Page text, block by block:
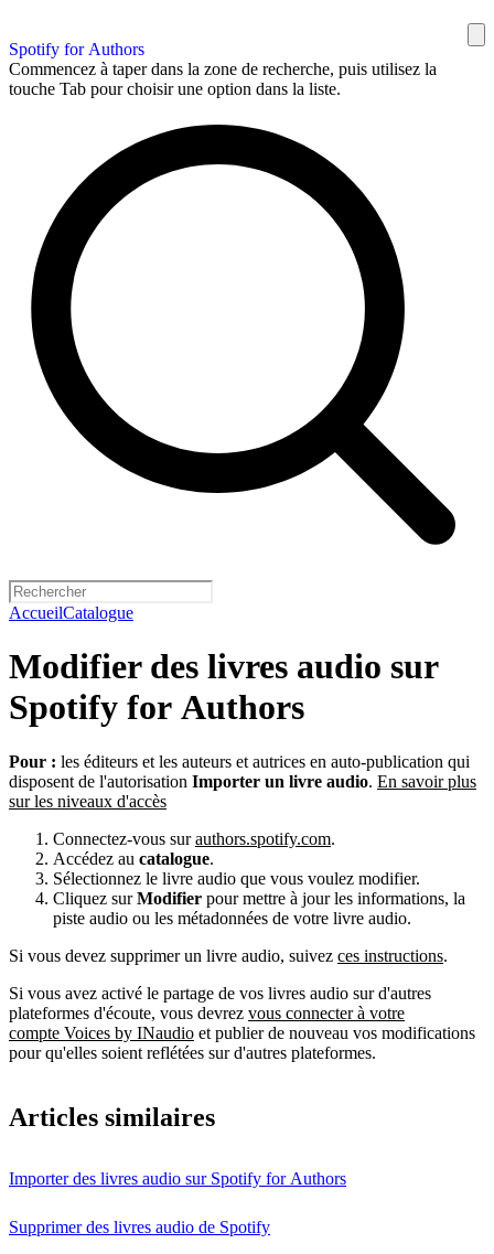
Spotify for Authors
Commencez à taper dans la zone de recherche, puis utilisez la
touche Tab pour choisir une option dans la liste.
AccueilCatalogue
Modifier des livres audio sur
Spotify for Authors
Pour : les éditeurs et les auteurs et autrices en auto-publication qui
disposent de l'autorisation Importer un livre audio. En savoir plus
sur les niveaux d'accès
Connectez-vous surauthors.spotify.com.
Accédez au catalogue.
Sélectionnez le livre audio que vous voulez modifier.
Cliquez surModifier pour mettre à jour les informations, la
piste audio ou les métadonnées de votre livre audio.
Si vous devez supprimer un livre audio, suivez ces instructions.
Si vous avez activé le partage de vos livres audio sur d'autres
plateformes d'écoute, vous devrez vous connecter à votre
compte Voices by INaudio et publier de nouveau vos modifications
pour qu'elles soient reflétées sur d'autres plateformes.
Articles similaires
Importer des livres audio sur Spotify for Authors
Supprimer des livres audio de Spotify